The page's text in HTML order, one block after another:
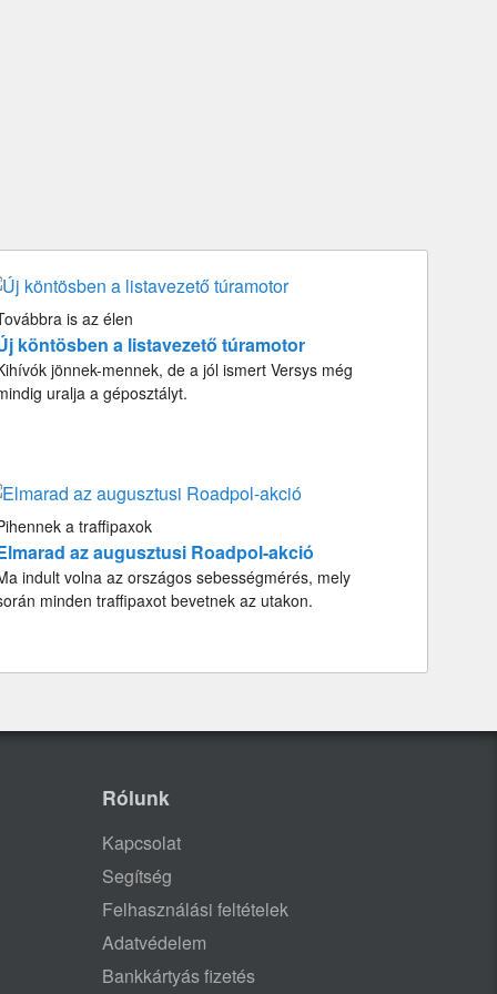
is az élen
köntösben a listavezető túramotor
jönnek-mennek, de a jól ismert Versys még
uralja a géposztályt.
a traffipaxok
az augusztusi Roadpol-akció
indult volna az országos sebességmérés, mely
minden traffipaxot bevetnek az utakon.
Rólunk
Kapcsolat
Segítség
Felhasználási feltételek
Adatvédelem
Bankkártyás fizetés